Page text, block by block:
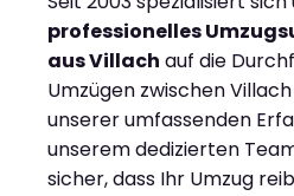
professionelles
aus Villach auf die
Umzügen zwischen
unserer umfassenden
unserem dedizierten
sicher, dass Ihr Umzug